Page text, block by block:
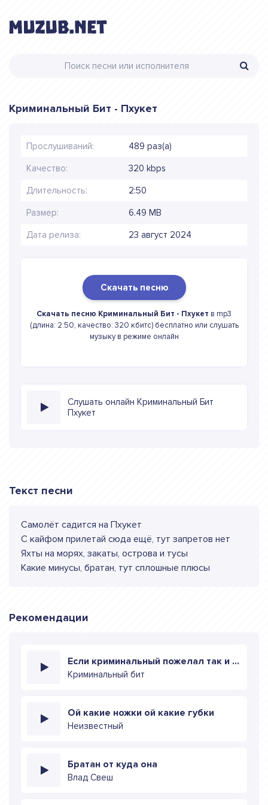
Криминальный Бит - Пхукет
Прослушиваний: 489 раз(а)
Качество: 320 kbps
Длительность: 2:50
Размер: 6.49 MB
Дата релиза: 23 август 2024
Скачать песню
Скачать песню Криминальный Бит - Пхукет в mp3
(длина: 2:50, качество: 320 кбитс) бесплатно или слушать
музыку в режиме онлайн
Слушать онлайн Криминальный Бит
Пхукет
Текст песни
Самолёт садится на Пхукет
С кайфом прилетай сюда ещё, тут запретов нет
Яхты на морях, закаты, острова и тусы
Какие минусы, братан, тут сплошные плюсы
Рекомендации
Если криминальный пожелал так и будет
Криминальный бит
Ой какие ножки ой какие губки
Неизвестный
Братан от куда она
Влад Свеш